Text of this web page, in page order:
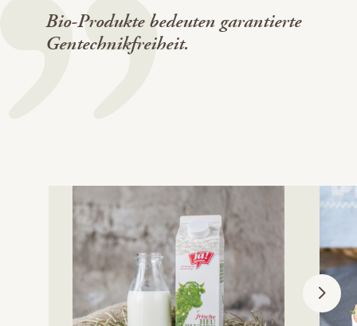
Bio-Produkte bedeuten garantierte
Gentechnikfreiheit.